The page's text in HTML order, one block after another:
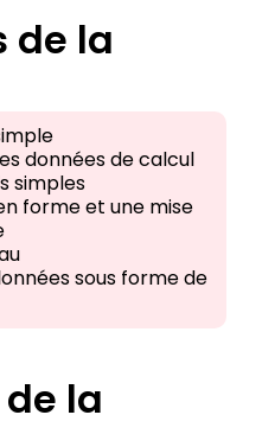
de la
données de calcul
simples
forme et une mise
sous forme de
la